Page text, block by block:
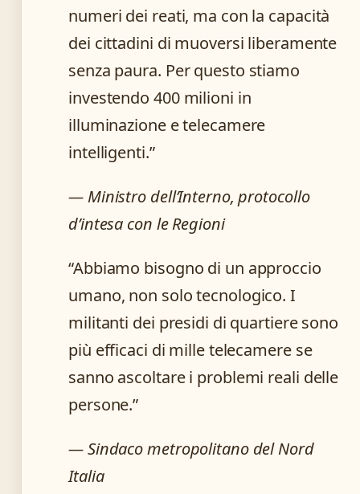
numeri dei reati, ma con la capacità
dei cittadini di muoversi liberamente
senza paura. Per questo stiamo
investendo 400 milioni in
illuminazione e telecamere
intelligenti.”
— Ministro dell’Interno, protocollo
d’intesa con le Regioni
“Abbiamo bisogno di un approccio
umano, non solo tecnologico. I
militanti dei presidi di quartiere sono
più efficaci di mille telecamere se
sanno ascoltare i problemi reali delle
persone.”
— Sindaco metropolitano del Nord
Italia